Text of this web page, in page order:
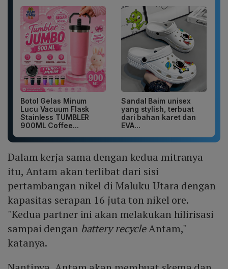
Botol Gelas Minum
Lucu Vacuum Flask
Stainless TUMBLER
900ML Coffee...
Sandal Baim unisex
yang stylish, terbuat
dari bahan karet dan
EVA...
Dalam kerja sama dengan kedua mitranya
itu, Antam akan terlibat dari sisi
pertambangan nikel di Maluku Utara dengan
kapasitas serapan 16 juta ton nikel ore.
"Kedua partner ini akan melakukan hilirisasi
sampai dengan battery recycleAntam,"
katanya.